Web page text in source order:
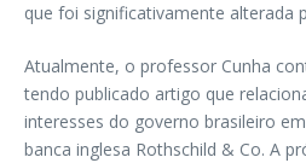
que foi significativamente alterada
Atualmente, o professor Cunha
tendo publicado artigo que
interesses do governo brasileiro
banca inglesa Rothschild & Co. A